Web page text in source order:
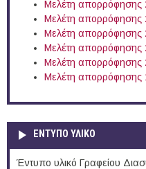
Μελέτη απορρόφησης
Μελέτη απορρόφησης
Μελέτη απορρόφησης
Μελέτη απορρόφησης
Μελέτη απορρόφησης
Μελέτη απορρόφησης
ΕΝΤΥΠΟ ΥΛΙΚΟ
Έντυπο υλικό Γραφείου